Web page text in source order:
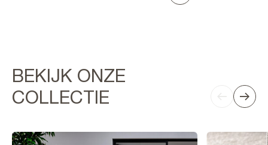
BEKIJK ONZE
COLLECTIE